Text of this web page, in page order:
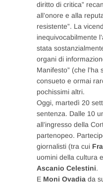
diritto di critica”
all’onore e alla
resistente”. La
inequivocabilmente
stata
organi di
Manifesto” (che
consueto e ormai
pochissimi altri.
Oggi, martedì 20
sentenza. Dalle 10
all’ingresso della
partenopeo.
giornalisti (tra cui
uomini della cultura
Ascanio Celestini.
E Moni Ovadia da